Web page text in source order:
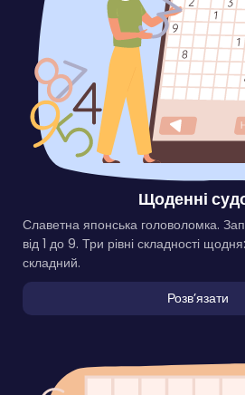
Щоденні
Славетна японська головоломка.
від 1 до 9. Три рівні складності
складний.
Розвʼязати